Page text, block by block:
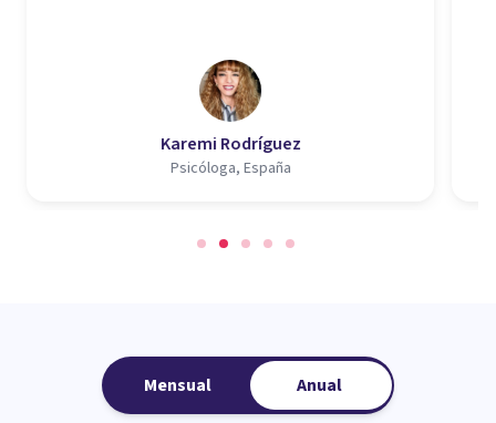
Karemi Rodríguez
Psicóloga, España
Mensual Anual